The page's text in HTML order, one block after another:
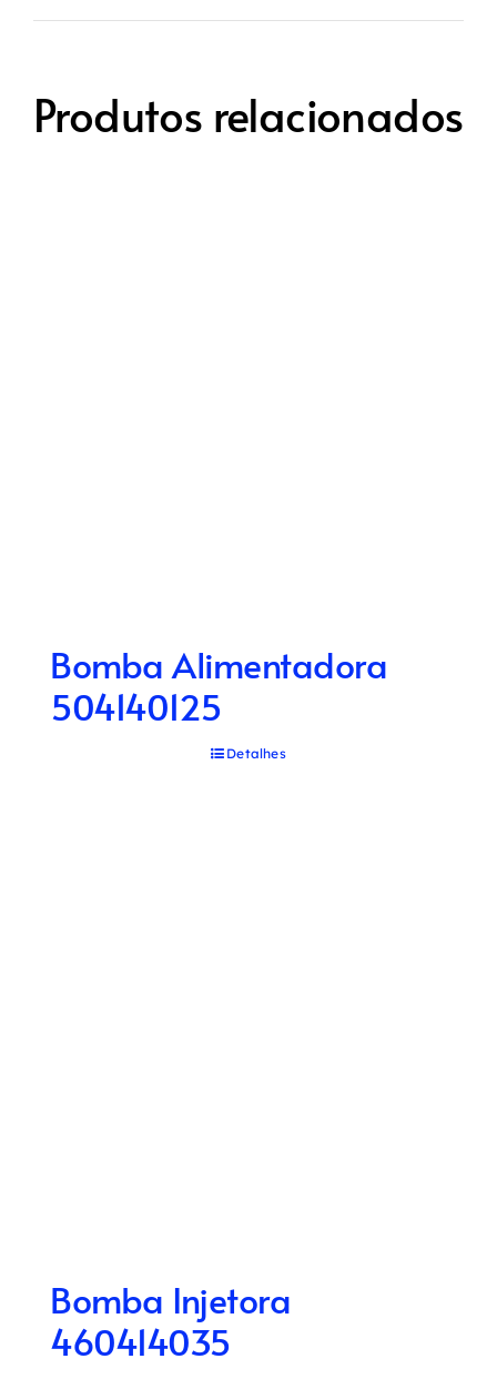
Produtos relacionados
Bomba Alimentadora
504140125
Detalhes
Bomba Injetora
460414035